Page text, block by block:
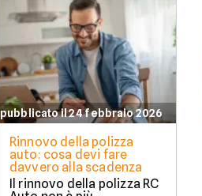
pubblicato il 24 febbraio 2026
Rinnovo della polizza
auto: cosa devi fare
davvero alla scadenza
Il rinnovo della polizza RC